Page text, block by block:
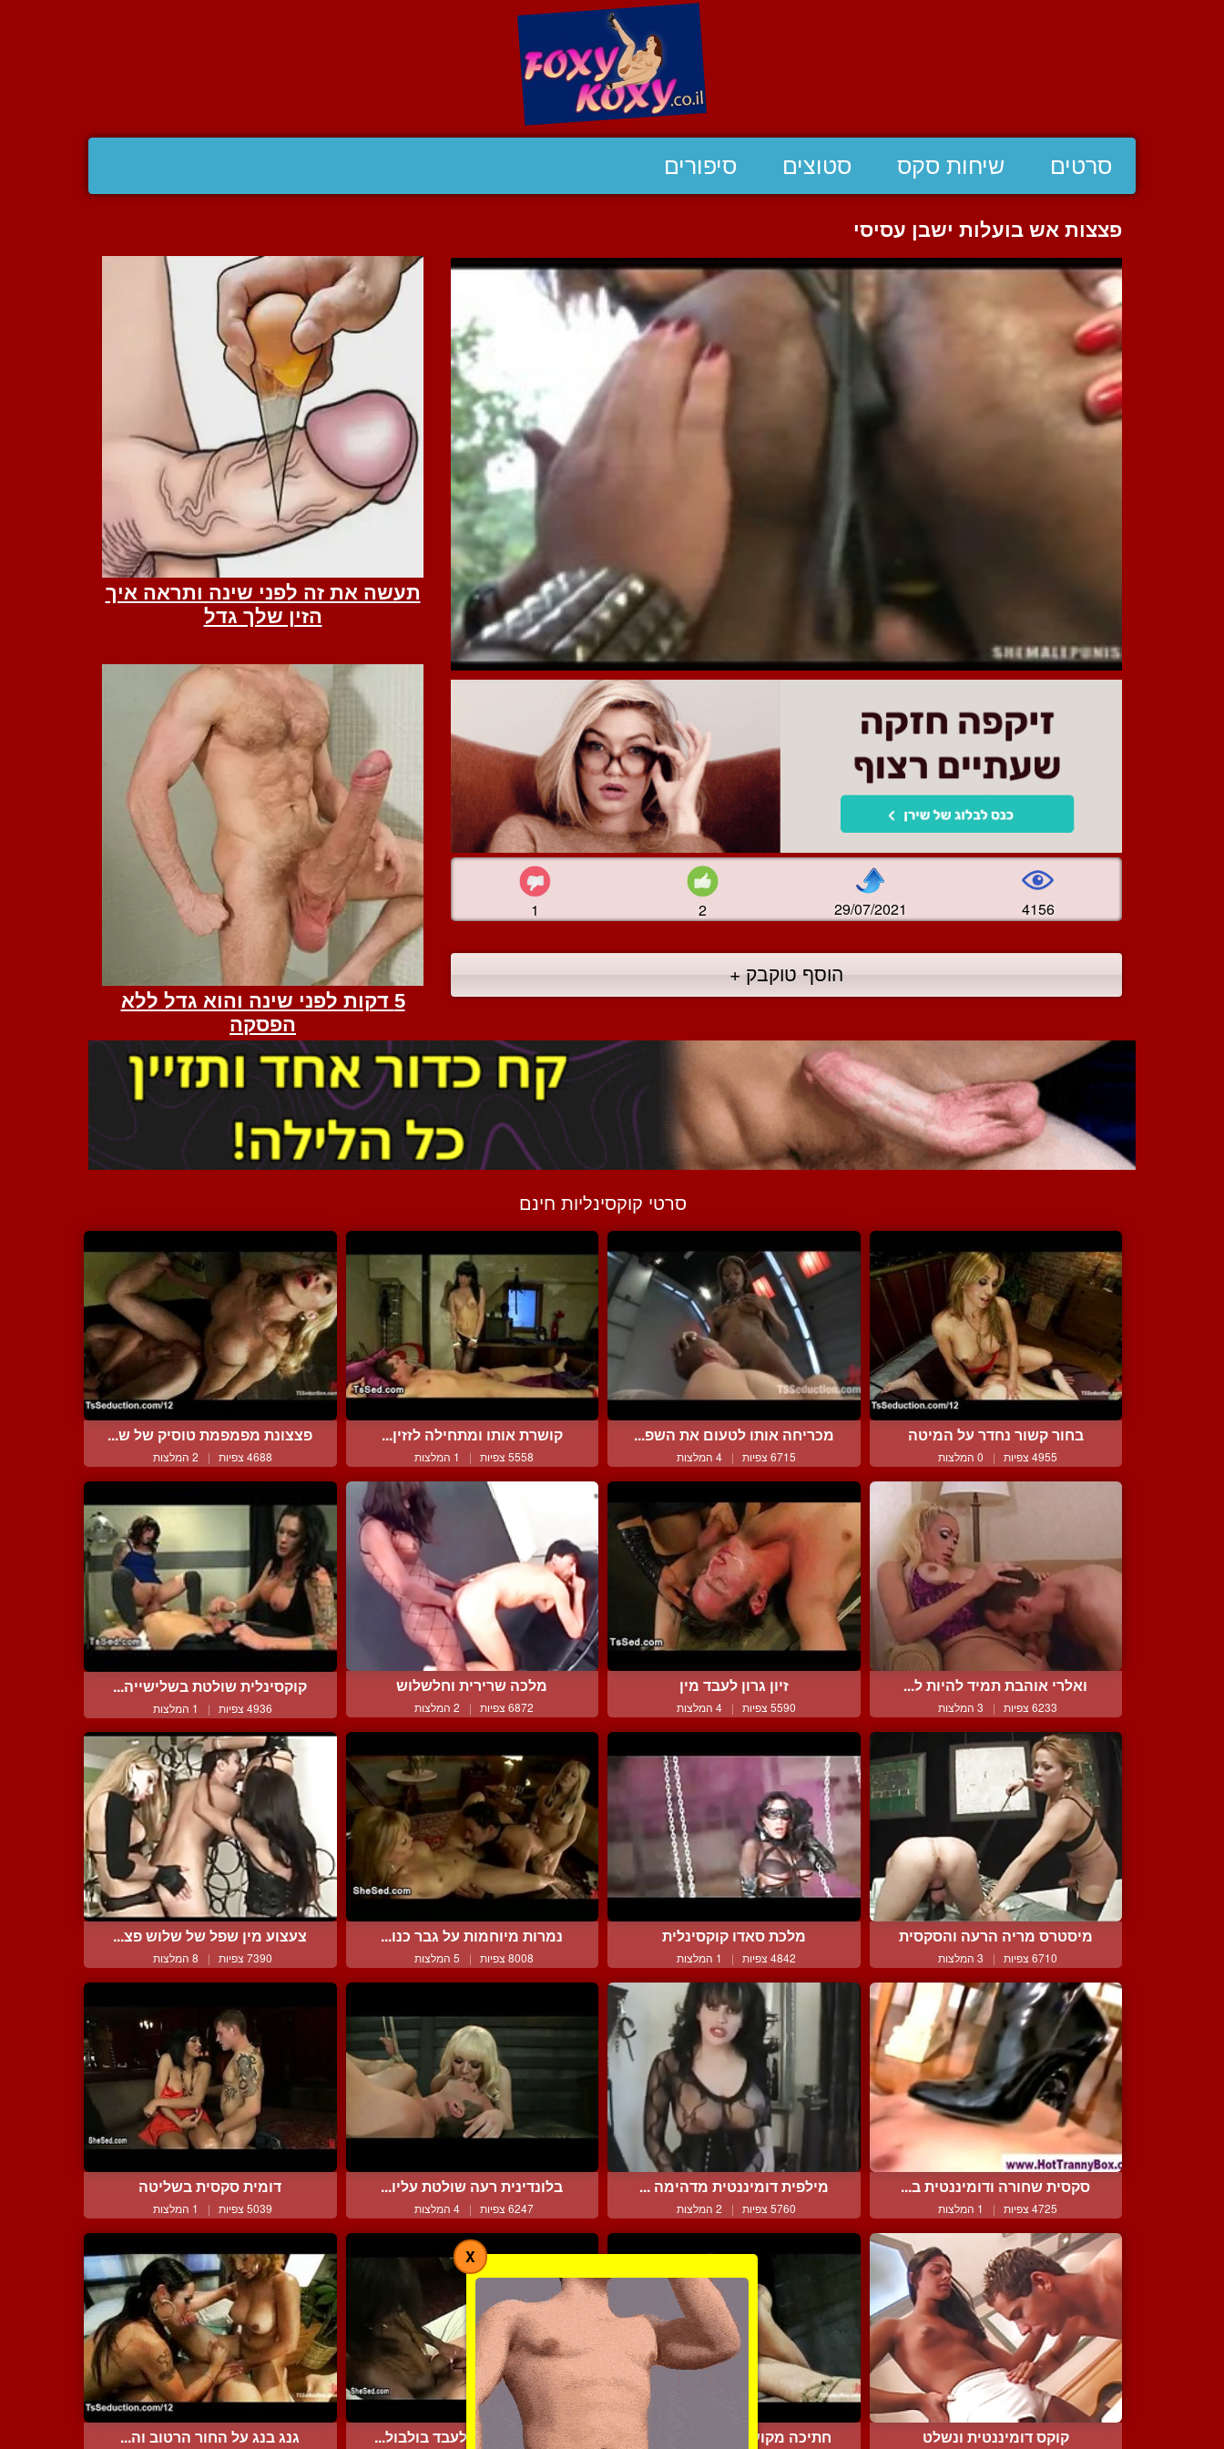
סרטים שיחות סקס סטוצים סיפורים
פצצות אש בועלות ישבן עסיסי
1 2 29/07/2021 4156
הוסף טוקבק +
סרטי קוקסינליות חינם
בחור קשור נחדר על המיטה
4955 צפיות | 0 המלצות
מכריחה אותו לטעום את השפ...
6715 צפיות | 4 המלצות
קושרת אותו ומתחילה לזזין...
5558 צפיות | 1 המלצות
פצצונת מפמפמת טוסיק של ש...
4688 צפיות | 2 המלצות
ואלרי אוהבת תמיד להיות ל...
6233 צפיות | 3 המלצות
זיון גרון לעבד מין
5590 צפיות | 4 המלצות
מלכה שרירית וחלשלוש
6872 צפיות | 2 המלצות
קוקסינלית שולטת בשלישייה...
4936 צפיות | 1 המלצות
מיסטרס מריה הרעה והסקסית
6710 צפיות | 3 המלצות
מלכת סאדו קוקסינלית
4842 צפיות | 1 המלצות
נמרות מיוחמות על גבר כנו...
8008 צפיות | 5 המלצות
צעצוע מין שפל של שלוש פצ...
7390 צפיות | 8 המלצות
סקסית שחורה ודומיננטית ב...
4725 צפיות | 1 המלצות
מילפית דומיננטית מדהימה ...
5760 צפיות | 2 המלצות
בלונדינית רעה שולטת עליו...
6247 צפיות | 4 המלצות
דומית סקסית בשליטה
5039 צפיות | 1 המלצות
קוקס דומיננטית ונשלט חתיכה מקועקעת ושני עבדים... כושית משחילה לעבד בולבול... גנג בנג על החור הרטוב וה...
X